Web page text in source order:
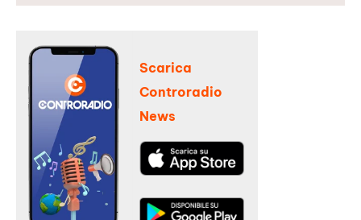
Scarica
Controradio
News